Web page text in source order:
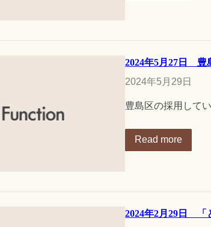
2024年5月27日 豊
2024年5月29日
豊島区の採用して
Read more
2024年2月29日 「